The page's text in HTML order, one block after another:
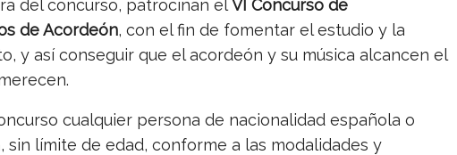
del concurso, patrocinan elVI Concurso de
de Acordeón, con el fin de fomentar el estudio y la
y así conseguir que el acordeón y su música alcancen el
cualquier persona de nacionalidad española o
sin límite de edad, conforme a las modalidades y